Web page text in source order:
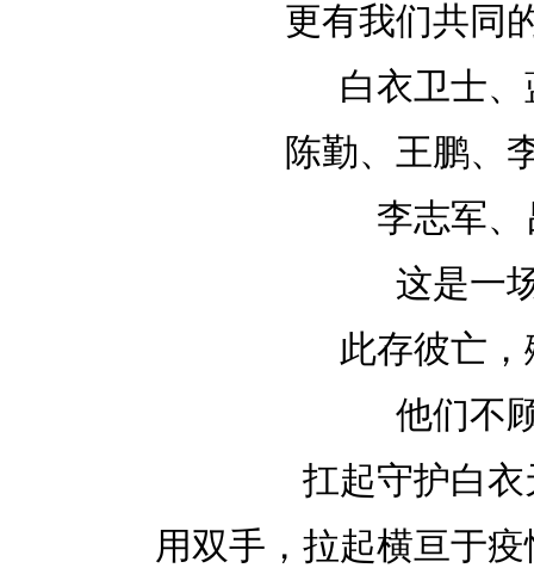
更有我们共同
白衣卫士
陈勤、王鹏、
李志军
这是一
此存彼亡
他们不
扛起守护白
用双手，拉起横亘于